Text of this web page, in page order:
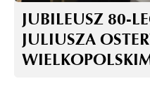
JUBILEUSZ 80-
JULIUSZA